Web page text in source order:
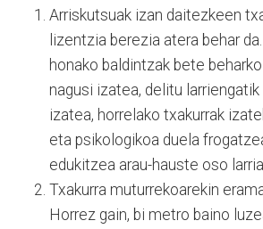
Arriskutsuak izan daitezkeen
lizentzia berezia atera behar
honako baldintzak bete
nagusi izatea, delitu
izatea, horrelako txakurrak
eta psikologikoa duela
edukitzea arau-hauste oso
Txakurra muturrekoarekin
Horrez gain, bi metro baino